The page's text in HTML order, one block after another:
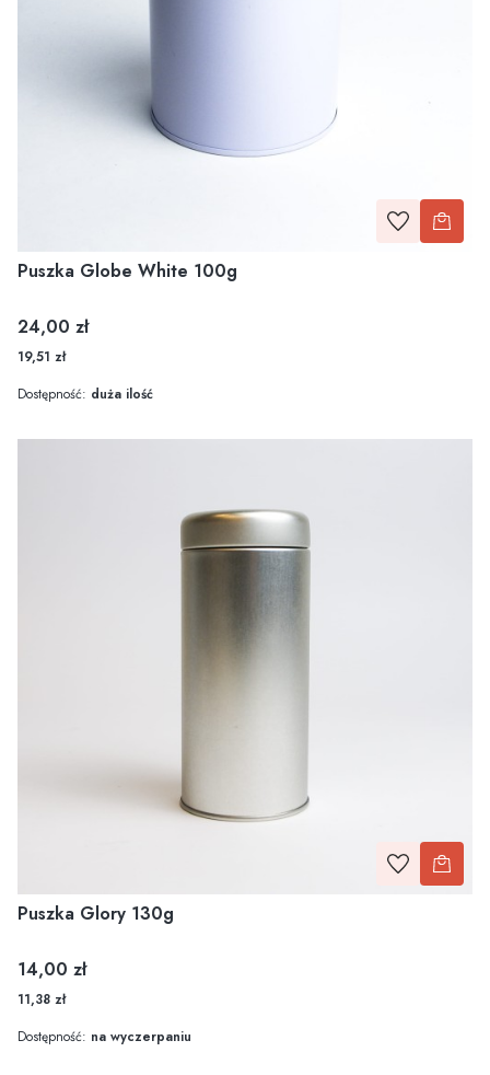
Puszka Globe White 100g
Cena
24,00 zł
19,51 zł
Dostępność: duża ilość
Puszka Glory 130g
Cena
14,00 zł
11,38 zł
Dostępność: na wyczerpaniu